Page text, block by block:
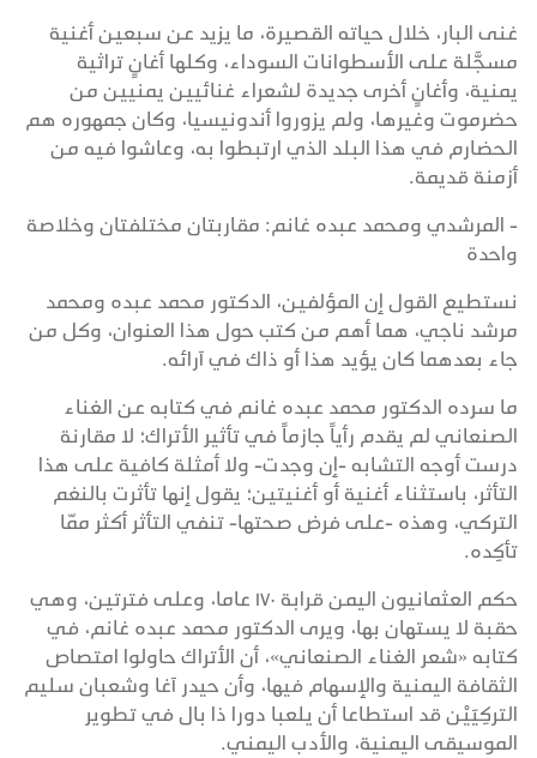
غنى البار، خلال حياته القصيرة، ما يزيد عن سبعين أغنية
مسجَّلة على الأسطوانات السوداء، وكلها أغانٍ تراثية
يمنية، وأغانٍ أخرى جديدة لشعراء غنائيين يمنيين من
حضرموت وغيرها، ولم يزوروا أندونيسيا، وكان جمهوره هم
الحضارم في هذا البلد الذي ارتبطوا به، وعاشوا فيه من
أزمنة قديمة.
- المرشدي ومحمد عبده غانم: مقاربتان مختلفتان وخلاصة
واحدة
نستطيع القول إن المؤلفين، الدكتور محمد عبده ومحمد
مرشد ناجي، هما أهم من كتب حول هذا العنوان، وكل من
جاء بعدهما كان يؤيد هذا أو ذاك في آرائه.
ما سرده الدكتور محمد عبده غانم في كتابه عن الغناء
الصنعاني لم يقدم رأياً جازماً في تأثير الأتراك؛ لا مقارنة
درست أوجه التشابه -إن وجدت- ولا أمثلة كافية على هذا
التأثر، باستثناء أغنية أو أغنيتين؛ يقول إنها تأثرت بالنغم
التركي، وهذه -على فرض صحتها- تنفي التأثر أكثر ممّا
تأكِده.
حكم العثمانيون اليمن قرابة ١٧٠ عاما، وعلى فترتين، وهي
حقبة لا يستهان بها، ويرى الدكتور محمد عبده غانم، في
كتابه «شعر الغناء الصنعاني»، أن الأتراك حاولوا امتصاص
الثقافة اليمنية والإسهام فيها، وأن حيدر آغا وشعبان سليم
التركِيَيْن قد استطاعا أن يلعبا دورا ذا بال في تطوير
الموسيقى اليمنية، والأدب اليمني.